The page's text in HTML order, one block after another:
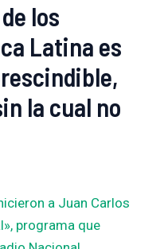
los
Latina es
la cual no
a Juan Carlos
programa que